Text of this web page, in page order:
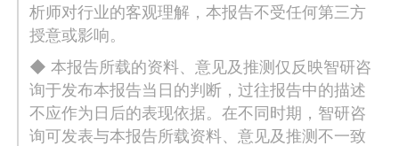
析师对行业的客观理解，本报告不受任何第三方
授意或影响。
◆ 本报告所载的资料、意见及推测仅反映智研咨
询于发布本报告当日的判断，过往报告中的描述
不应作为日后的表现依据。在不同时期，智研咨
询可发表与本报告所载资料、意见及推测不一致